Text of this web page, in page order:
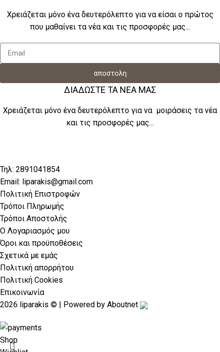
Χρειάζεται μόνο ένα δευτερόλεπτο για να είσαι ο πρώτος
που μαθαίνει τα νέα και τις προσφορές μας...
αποστολη
ΔΙΑΔΩΣΤΕ ΤΑ ΝΕΑ ΜΑΣ
Χρειάζεται μόνο ένα δευτερόλεπτο για να μοιράσεις τα νέα
και τις προσφορές μας...
Τηλ: 2891041854
Email: liparakis@gmail.com
Πολιτική Επιστροφών
Τρόποι Πληρωμής
Τρόποι Αποστολής
Ο Λογαριασμός μου
Όροι και προϋποθέσεις
Σχετικά με εμάς
Πολιτική απορρήτου
Πολιτική Cookies
Επικοινωνία
2026 liparakis © | Powered by Aboutnet
Shop